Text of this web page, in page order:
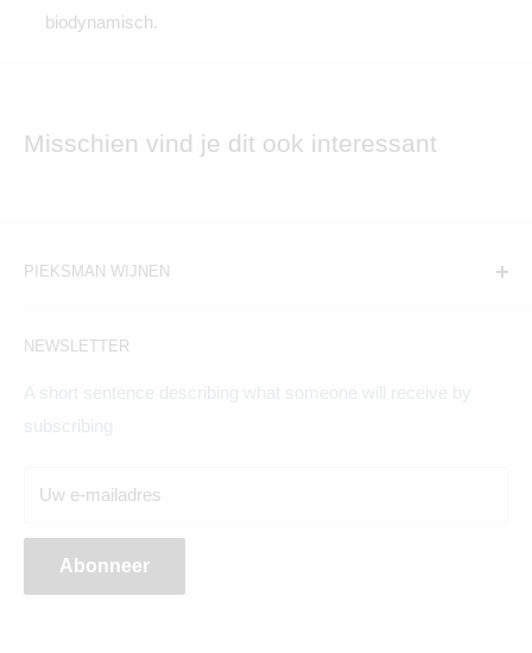
biodynamisch.
Misschien vind je dit ook interessant
PIEKSMAN WIJNEN
Hogeweg 19, 1098BV
Ginnekenweg 354, 4835NM
NEWSLETTER
Uw e-mailadres
Abonneer